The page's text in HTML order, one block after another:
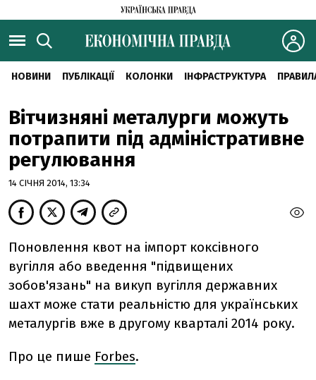
НОВИНИ ПУБЛІКАЦІЇ КОЛОНКИ ІНФРАСТРУКТУРА
Вітчизняні металурги можуть
потрапити під адміністративне
регулювання
14 СІЧНЯ 2014, 13:34
Поновлення квот на імпорт коксівного
вугілля або введення "підвищених
зобов'язань" на викуп вугілля державних
шахт може стати реальністю для українських
металургів вже в другому кварталі 2014 року.
Про це пише Forbes.